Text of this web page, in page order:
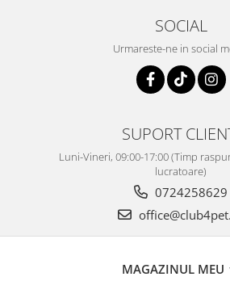
SOCIAL
Urmareste-ne in social
SUPORT
Luni-Vineri, 09:00-17:00 (Timp
lucratoare)
0724258629
MAGAZINUL MEU